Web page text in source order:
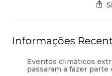
Informações
Eventos climáticos
passaram a fazer